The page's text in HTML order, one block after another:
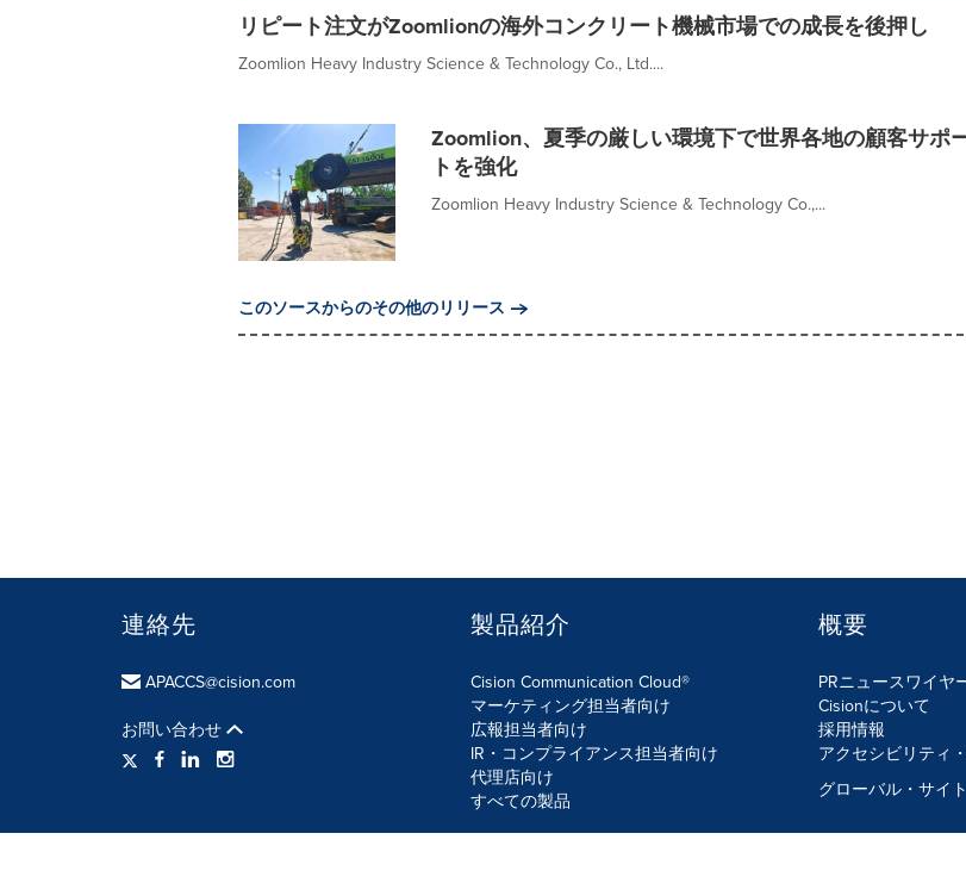
リピート注文がZoomlionの海外コンクリート機械市場での成長を後押し
Zoomlion Heavy Industry Science & Technology Co., Ltd....
Zoomlion、夏季の厳しい環境下で世界各地の顧客サポ
トを強化
Zoomlion Heavy Industry Science & Technology Co.,...
このソースからのその他のリリース
連絡先
APACCS@cision.com
お問い合わせ
製品紹介
Cision Communication Cloud®
マーケティング担当者向け
広報担当者向け
IR・コンプライアンス担当者向け
代理店向け
すべての製品
概要
PRニュースワイヤ
Cisionについて
採用情報
アクセシビリティ
グローバル・サイト